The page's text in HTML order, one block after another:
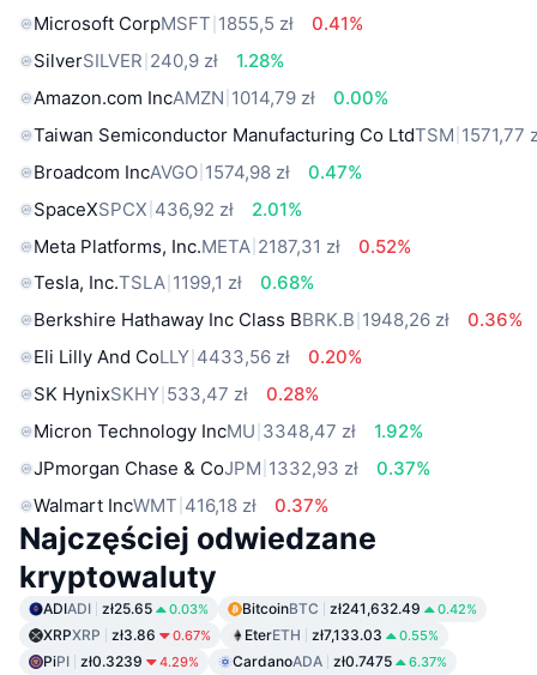
Microsoft CorpMSFT 1855,5 zł
0.41%
SilverSILVER 240,9 zł
1.28%
Amazon.com IncAMZN 1014,79 zł
0.00%
Taiwan Semiconductor Manufacturing Co LtdTSM 1571,77
Broadcom IncAVGO 1574,98 zł
0.47%
SpaceXSPCX 436,92 zł
2.01%
Meta Platforms, Inc.META 2187,31 zł
0.52%
Tesla, Inc.TSLA 1199,1 zł
0.68%
Berkshire Hathaway Inc Class BBRK.B 1948,26 zł
0.36%
Eli Lilly And CoLLY 4433,56 zł
0.20%
SK HynixSKHY 533,47 zł
0.28%
Micron Technology IncMU 3348,47 zł
1.92%
JPmorgan Chase & CoJPM 1332,93 zł
0.37%
Walmart IncWMT 416,18 zł 0.37%
Najczęściej odwiedzane
kryptowaluty
ADIADI zł25.65 0.03% BitcoinBTC zł241,632.49 0.42%
XRPXRP zł3.86 0.67% EterETH zł7,133.03 0.55%
PiPI zł0.3239 4.29% CardanoADA zł0.7475 6.37%